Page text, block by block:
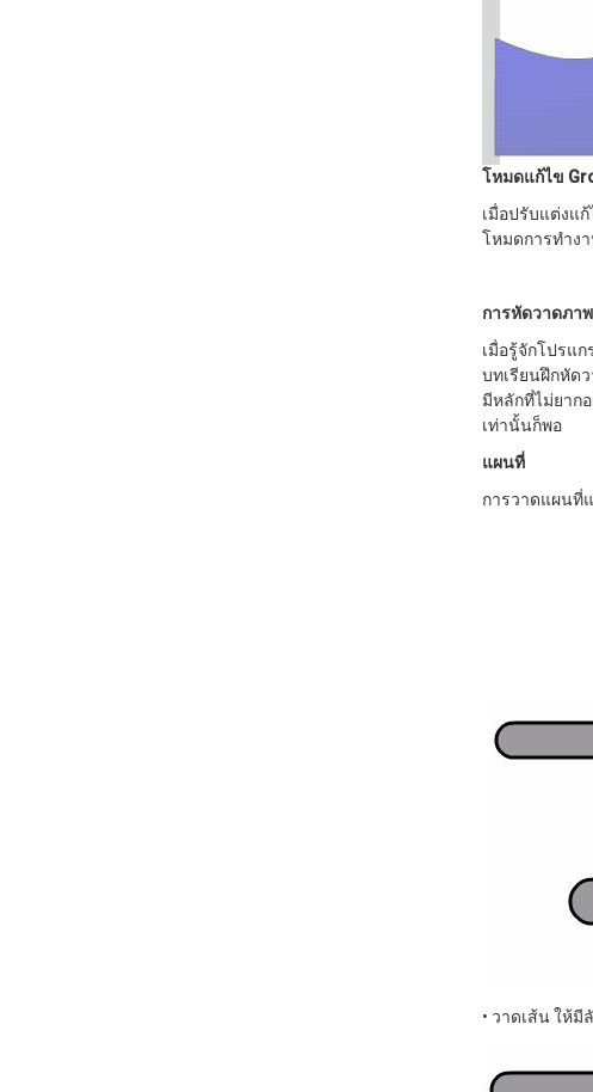
โหมดแก้ไข
เมื่อปรับแต่งแ
โหมดการทำง
การหัดวาดภาพ
เมื่อรู้จักโปรแก
บทเรียนฝึกหัด
มีหลักที่ไม่ยาก
เท่านั้นก็พอ
แผนที่
การวาดแผนที่
• วาดเส้น ให้